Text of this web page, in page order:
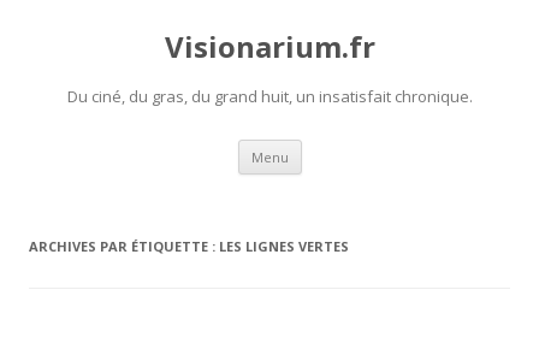
Visionarium.fr
Du ciné, du gras, du grand huit, un insatisfait chronique.
Menu Aller
contenu
ARCHIVES PAR ÉTIQUETTE : LES LIGNES VERTES